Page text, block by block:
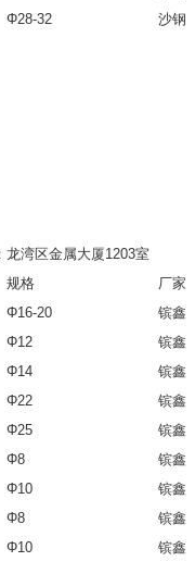
Φ28-32 沙钢
湾区金属大厦1203室
规格
厂家
Φ16-20
镔鑫
Φ12
镔鑫
Φ14
镔鑫
Φ22
镔鑫
Φ25
镔鑫
Φ8
镔鑫
Φ10
镔鑫
Φ8
镔鑫
Φ10 镔鑫